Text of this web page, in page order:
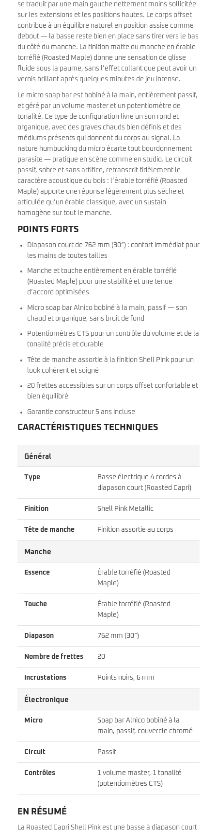
se traduit par une main gauche nettement moins sollicitée
sur les extensions et les positions hautes. Le corps offset
contribue à un équilibre naturel en position assise comme
debout — la basse reste bien en place sans tirer vers le bas
du côté du manche. La finition matte du manche en érable
torréfié (Roasted Maple) donne une sensation de glisse
fluide sous la paume, sans l’effet collant que peut avoir un
vernis brillant après quelques minutes de jeu intense.
Le micro soap bar est bobiné à la main, entièrement passif,
et géré par un volume master et un potentiomètre de
tonalité. Ce type de configuration livre un son rond et
organique, avec des graves chauds bien définis et des
médiums présents qui donnent du corps au signal. La
nature humbucking du micro écarte tout bourdonnement
parasite — pratique en scène comme en studio. Le circuit
passif, sobre et sans artifice, retranscrit fidèlement le
caractère acoustique du bois : l’érable torréfié (Roasted
Maple) apporte une réponse légèrement plus sèche et
articulée qu’un érable classique, avec un sustain
homogène sur tout le manche.
POINTS FORTS
Diapason court de 762 mm (30″) : confort immédiat pour
les mains de toutes tailles
Manche et touche entièrement en érable torréfié
(Roasted Maple) pour une stabilité et une tenue
d’accord optimisées
Micro soap bar Alnico bobiné à la main, passif — son
chaud et organique, sans bruit de fond
Potentiomètres CTS pour un contrôle du volume et de la
tonalité précis et durable
Tête de manche assortie à la finition Shell Pink pour un
look cohérent et soigné
20 frettes accessibles sur un corps offset confortable et
bien équilibré
Garantie constructeur 5 ans incluse
CARACTÉRISTIQUES TECHNIQUES
Général
Type
Basse électrique 4 cordes à
diapason court (Roasted Capri)
Finition Shell Pink Metallic
Tête de manche Finition assortie au corps
Manche
Essence
Érable torréfié (Roasted
Maple)
Touche
Érable torréfié (Roasted
Maple)
Diapason 762 mm (30″)
Nombre de frettes 20
Incrustations Points noirs, 6 mm
Électronique
Micro
Soap bar Alnico bobiné à la
main, passif, couvercle chromé
Circuit Passif
Contrôles
1 volume master, 1 tonalité
(potentiomètres CTS)
EN RÉSUMÉ
La Roasted Capri Shell Pink est une basse à diapason court